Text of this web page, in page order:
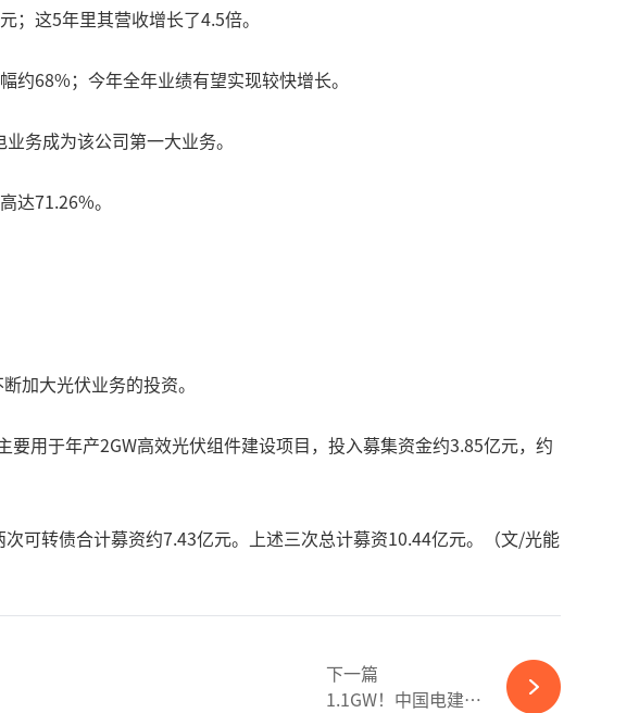
这5年里其营收增长了4.5倍。
68%；今年全年业绩有望实现较快增长。
务成为该公司第一大业务。
达71.26%。
加大光伏业务的投资。
用于年产2GW高效光伏组件建设项目，投入募集资金约3.85亿元，约
可转债合计募资约7.43亿元。上述三次总计募资10.44亿元。（文/光能
下一篇
1.1GW！中国电建签约沙特光伏电站EPC项目-必赢体育官网网站